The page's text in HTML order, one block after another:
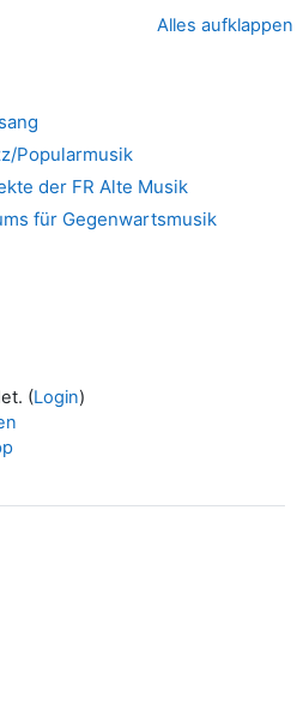
Alles aufklappen
Popularmusik
der FR Alte Musik
für Gegenwartsmusik
(Login)